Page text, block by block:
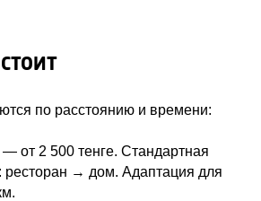
по расстоянию и времени:
— от 2 500 тенге. Стандартная
ресторан → дом. Адаптация для